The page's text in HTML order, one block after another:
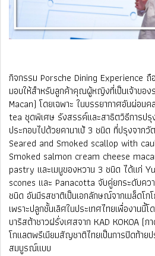
กิจกรรม Porsche Dining Experience ถื
มอบให้สำหรับลูกค้าคุณผู้หญิงที่เป็นเจ้าขอ
Macan) โดยเฉพาะ ในบรรยากาศอันผ่อน
tea ชุดพิเศษ รังสรรค์เเละสาธิตวิธีการปรุง
ประกอบไปด้วยคานาเป้ 3 ชนิด ที่ปรุงจากวั
Seared and Smoked scallop with
Smoked salmon cream cheese
pastry เเละเมนูของหวาน 3 ชนิด ได้เเ
scones และ Panacotta จับคู่ยกระดับคว
ชนิด อันมีรสชาติเป็นเอกลักษณ์จากเมล็ดโ
เพราะปลูกชั้นเลิศในประเทศไทยเพื่องานนี้
บาริสต้าชาวฝรั่งเศสจาก KAD KOKOA (ก
โกเเลตพรีเมียมสัญชาติไทยเป็นการปิดท้า
สมบูรณ์เเบบ